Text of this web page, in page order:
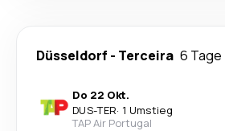
Düsseldorf - Terceira 6 Tage
Do 22 Okt.
DUS-TER· 1 Umstieg
TAP Air Portugal